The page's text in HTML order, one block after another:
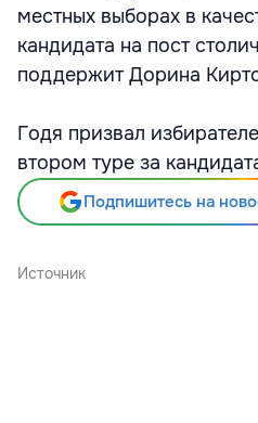
местных выборах в
кандидата на пост
поддержит Дорина
Годя призвал
втором туре за
Подпишитесь на
Источник